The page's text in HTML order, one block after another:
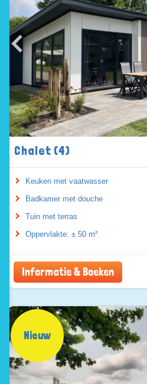
Chalet (4)
Keuken met vaatwasser
Badkamer met douche
Tuin met terras
Oppervlakte: ± 50 m²
Informatie & Boeken
Nieuw